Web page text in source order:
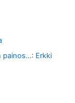
painos...: Erkki